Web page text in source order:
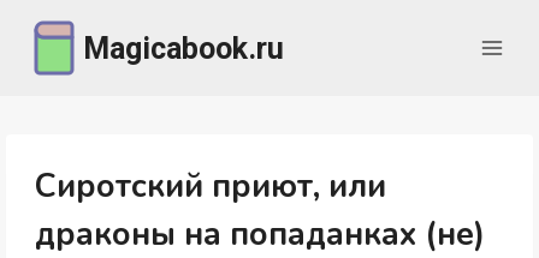
содержимому
Magicabook.ru
Сиротский приют, или
драконы на попаданках (не)